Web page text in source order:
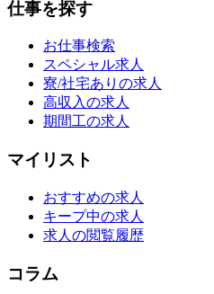
仕事を探す
お仕事検索
スペシャル求人
寮/社宅ありの求人
高収入の求人
期間工の求人
マイリスト
おすすめの求人
キープ中の求人
求人の閲覧履歴
コラム